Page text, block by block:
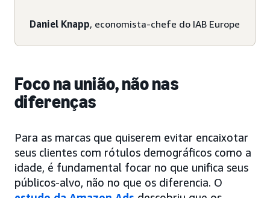
Daniel Knapp, economista-chefe do IAB Europe
Foco na união, não nas
diferenças
Para as marcas que quiserem evitar encaixotar
seus clientes com rótulos demográficos como a
idade, é fundamental focar no que unifica seus
públicos-alvo, não no que os diferencia. O